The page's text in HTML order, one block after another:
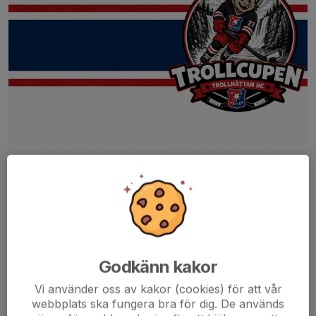
Vi kommer under september att arrangera 1-dags cuper för U8,
Läs mer och och anmäler ert lag här
Trollcupen U8
För U9 -...
Läs mer
Godkänn kakor
Vi använder oss av kakor (cookies) för att vår
webbplats ska fungera bra för dig. De används